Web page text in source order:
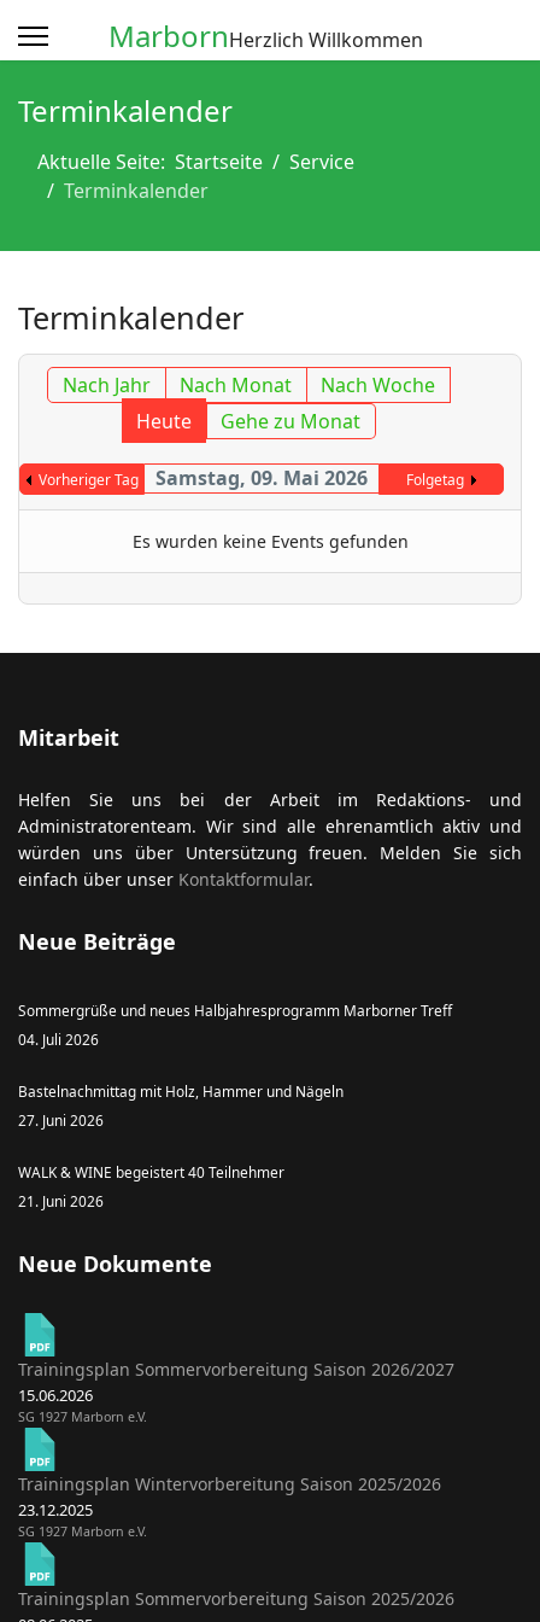
MarbornHerzlich Willkommen
Terminkalender
Aktuelle Seite: Startseite
Service
Terminkalender
Terminkalender
Nach Jahr Nach Monat
Nach Woche
Heute
Gehe zu Monat
Vorheriger Tag Samstag, 09. Mai 2026 Folgetag
Es wurden keine Events gefunden
Mitarbeit
Helfen Sie uns bei der Arbeit im Redaktions- und
Administratorenteam. Wir sind alle ehrenamtlich aktiv und
würden uns über Untersützung freuen. Melden Sie sich
einfach über unser Kontaktformular.
Neue Beiträge
Sommergrüße und neues Halbjahresprogramm Marborner Treff
04. Juli 2026
Bastelnachmittag mit Holz, Hammer und Nägeln
27. Juni 2026
WALK & WINE begeistert 40 Teilnehmer
21. Juni 2026
Neue Dokumente
Trainingsplan Sommervorbereitung Saison 2026/2027
15.06.2026
SG 1927 Marborn e.V.
Trainingsplan Wintervorbereitung Saison 2025/2026
23.12.2025
SG 1927 Marborn e.V.
Trainingsplan Sommervorbereitung Saison 2025/2026
anzeigen